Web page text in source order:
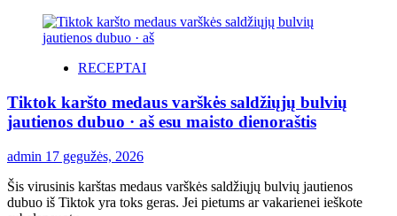
RECEPTAI
Tiktok karšto medaus varškės saldžiųjų bulvių
jautienos dubuo · aš esu maisto dienoraštis
admin 17 gegužės, 2026
Šis virusinis karštas medaus varškės saldžiųjų bulvių jautienos
dubuo iš Tiktok yra toks geras. Jei pietums ar vakarienei ieškote